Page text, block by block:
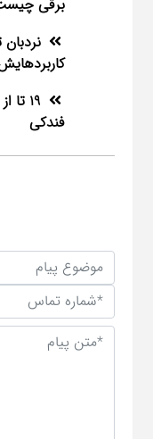
برقی
19
فندکی